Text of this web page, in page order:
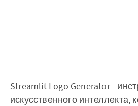
Streamlit Logo Generator-
искусственного интеллекта,